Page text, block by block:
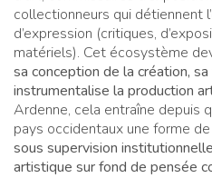
collectionneurs qui détiennent
d’expression (critiques,
matériels). Cet écosystème
sa conception de la création,
instrumentalise la production
Ardenne, cela entraîne depuis
pays occidentaux une forme de
sous supervision institutionnelle
artistique sur fond de pensée